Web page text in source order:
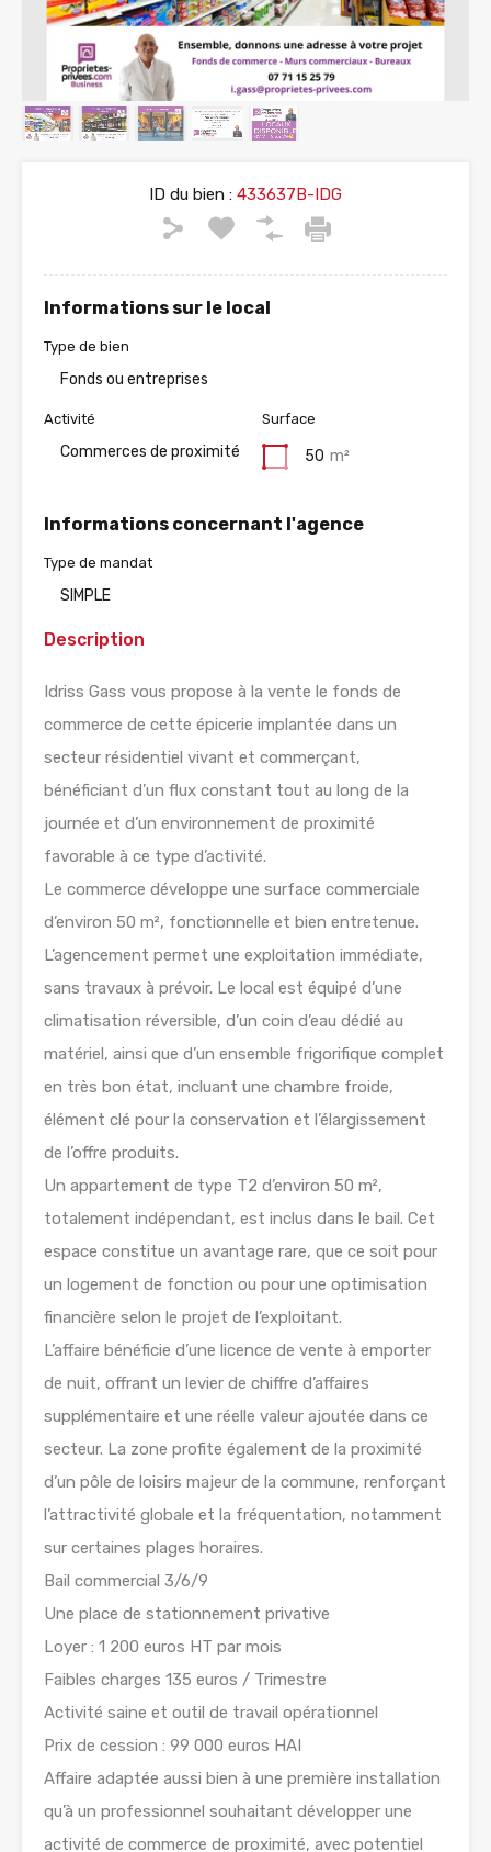
ID du bien : 433637B-IDG
Informations sur le local
Type de bien
Fonds ou entreprises
Activité
Commerces de proximité
Surface
50 m²
Informations concernant l'agence
Type de mandat
SIMPLE
Description
Idriss Gass vous propose à la vente le fonds de
commerce de cette épicerie implantée dans un
secteur résidentiel vivant et commerçant,
bénéficiant d’un flux constant tout au long de la
journée et d’un environnement de proximité
favorable à ce type d’activité.
Le commerce développe une surface commerciale
d’environ 50 m², fonctionnelle et bien entretenue.
L’agencement permet une exploitation immédiate,
sans travaux à prévoir. Le local est équipé d’une
climatisation réversible, d’un coin d’eau dédié au
matériel, ainsi que d’un ensemble frigorifique complet
en très bon état, incluant une chambre froide,
élément clé pour la conservation et l’élargissement
de l’offre produits.
Un appartement de type T2 d’environ 50 m²,
totalement indépendant, est inclus dans le bail. Cet
espace constitue un avantage rare, que ce soit pour
un logement de fonction ou pour une optimisation
financière selon le projet de l’exploitant.
L’affaire bénéficie d’une licence de vente à emporter
de nuit, offrant un levier de chiffre d’affaires
supplémentaire et une réelle valeur ajoutée dans ce
secteur. La zone profite également de la proximité
d’un pôle de loisirs majeur de la commune, renforçant
l’attractivité globale et la fréquentation, notamment
sur certaines plages horaires.
Bail commercial 3/6/9
Une place de stationnement privative
Loyer : 1 200 euros HT par mois
Faibles charges 135 euros / Trimestre
Activité saine et outil de travail opérationnel
Prix de cession : 99 000 euros HAI
Affaire adaptée aussi bien à une première installation
qu’à un professionnel souhaitant développer une
activité de commerce de proximité, avec potentiel